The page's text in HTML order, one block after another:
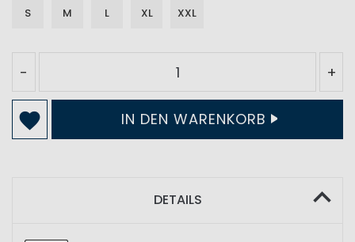
S M L XL XXL
- +
IN DEN WARENKORB
DETAILS